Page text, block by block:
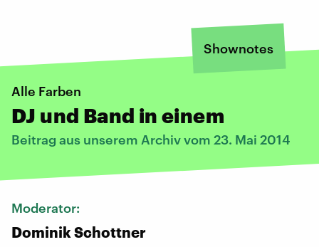
Shownotes
Alle Farben
DJ und Band in einem
Beitrag aus unserem Archiv vom 23. Mai 2014
Moderator:
Dominik Schottner